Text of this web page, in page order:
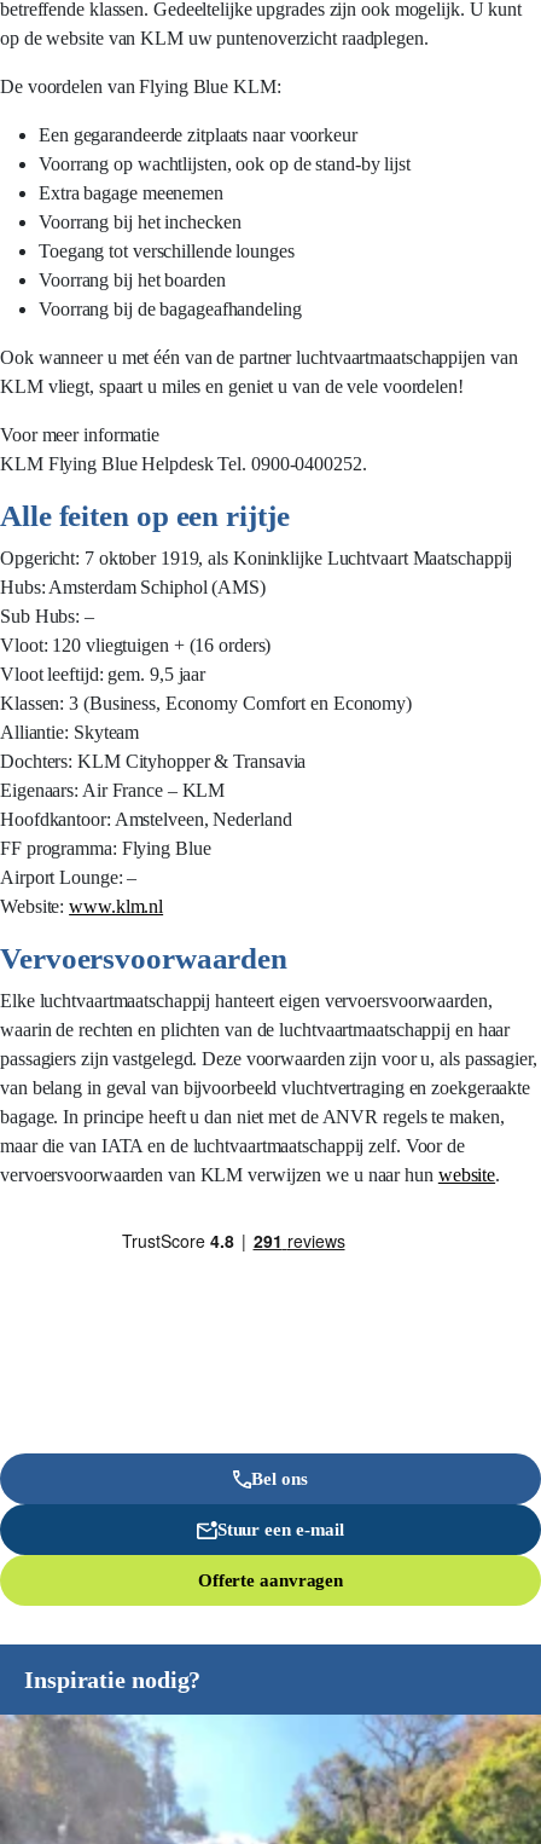
betreffende klassen. Gedeeltelijke upgrades zijn ook mogelijk. U kunt
op de website van KLM uw puntenoverzicht raadplegen.
De voordelen van Flying Blue KLM:
Een gegarandeerde zitplaats naar voorkeur
Voorrang op wachtlijsten, ook op de stand-by lijst
Extra bagage meenemen
Voorrang bij het inchecken
Toegang tot verschillende lounges
Voorrang bij het boarden
Voorrang bij de bagageafhandeling
Ook wanneer u met één van de partner luchtvaartmaatschappijen van
KLM vliegt, spaart u miles en geniet u van de vele voordelen!
Voor meer informatie
KLM Flying Blue Helpdesk Tel. 0900-0400252.
Alle feiten op een rijtje
Opgericht: 7 oktober 1919, als Koninklijke Luchtvaart Maatschappij
Hubs: Amsterdam Schiphol (AMS)
Sub Hubs: –
Vloot: 120 vliegtuigen + (16 orders)
Vloot leeftijd: gem. 9,5 jaar
Klassen: 3 (Business, Economy Comfort en Economy)
Alliantie: Skyteam
Dochters: KLM Cityhopper & Transavia
Eigenaars: Air France – KLM
Hoofdkantoor: Amstelveen, Nederland
FF programma: Flying Blue
Airport Lounge: –
Website:www.klm.nl
Vervoersvoorwaarden
Elke luchtvaartmaatschappij hanteert eigen vervoersvoorwaarden,
waarin de rechten en plichten van de luchtvaartmaatschappij en haar
passagiers zijn vastgelegd. Deze voorwaarden zijn voor u, als passagier,
van belang in geval van bijvoorbeeld vluchtvertraging en zoekgeraakte
bagage. In principe heeft u dan niet met de ANVR regels te maken,
maar die van IATA en de luchtvaartmaatschappij zelf. Voor de
vervoersvoorwaarden van KLM verwijzen we u naar hun website.
Bel ons
Stuur een e-mail
Offerte aanvragen
Inspiratie nodig?